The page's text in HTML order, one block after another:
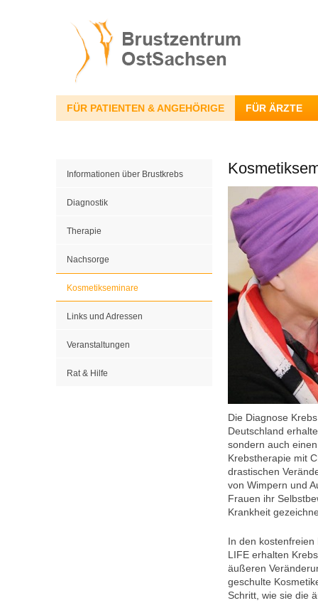
FÜR PATIENTEN & ANGEHÖRIGE FÜR ÄRZTE
Informationen über Brustkrebs
Diagnostik
Therapie
Nachsorge
Kosmetikseminare
Links und Adressen
Veranstaltungen
Rat & Hilfe
Die Diagnose
Deutschland
sondern auch
Krebstherapie mit
drastischen
von Wimpern und
Frauen ihr
Krankheit
In den
LIFE erhalten
äußeren
geschulte
Schritt, wie sie die